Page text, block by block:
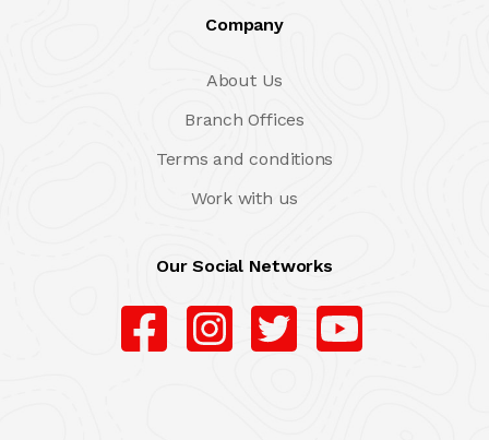
Company
About Us
Branch Offices
Terms and conditions
Work with us
Our Social Networks